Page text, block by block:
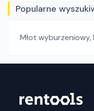
Popularne
Młot wyburzeniowy,